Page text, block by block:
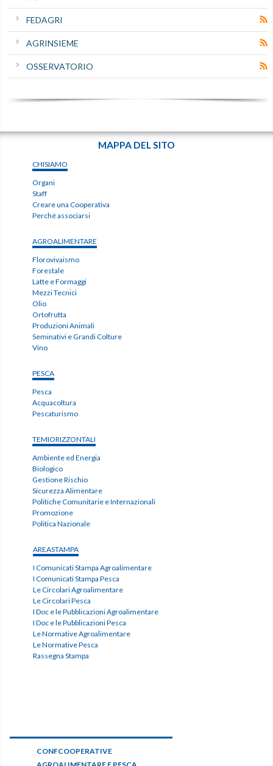
FEDAGRI
AGRINSIEME
OSSERVATORIO
CONFCOOPERATIVE
MAPPA DEL SITO
CHISIAMO
Organi
Staff
Creare una Cooperativa
Perché associarsi
AGROALIMENTARE
Florovivaismo
Forestale
Latte e Formaggi
Mezzi Tecnici
Olio
Ortofrutta
Produzioni Animali
Seminativi e Grandi Colture
Vino
PESCA
Pesca
Acquacoltura
Pescaturismo
TEMIORIZZONTALI
Ambiente ed Energia
Biologico
Gestione Rischio
Sicurezza Alimentare
Politiche Comunitarie e Internazionali
Promozione
Politica Nazionale
AREASTAMPA
I Comunicati Stampa Agroalimentare
I Comunicati Stampa Pesca
Le Circolari Agroalimentare
Le Circolari Pesca
I Doc e le Pubblicazioni Agroalimentare
I Doc e le Pubblicazioni Pesca
Le Normative Agroalimentare
Le Normative Pesca
Rassegna Stampa